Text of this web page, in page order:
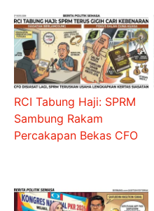
RCI Tabung Haji: SPRM
Sambung Rakam
Percakapan Bekas CFO